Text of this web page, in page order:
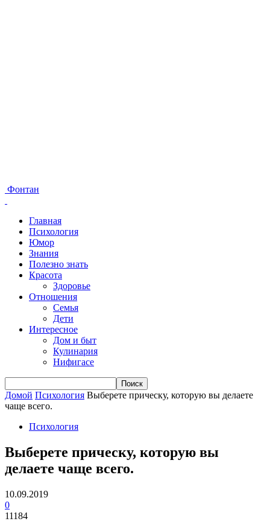
Фонтан
Главная
Психология
Юмор
Знания
Полезно знать
Красота
Здоровье
Отношения
Семья
Дети
Интересное
Дом и быт
Кулинария
Нифигасе
Домой Психология Выберете прическу, которую вы делаете
чаще всего.
Психология
Выберете прическу, которую вы
делаете чаще всего.
10.09.2019
0
11184